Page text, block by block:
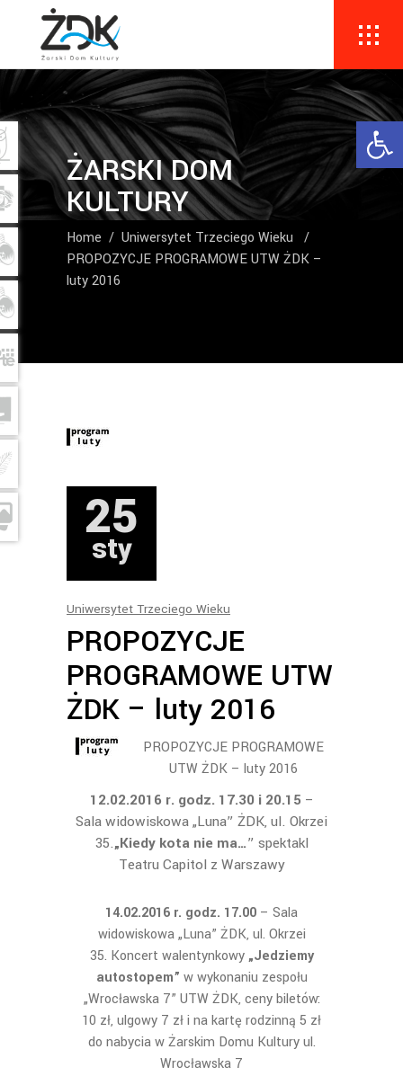
ŻARSKI DOM
KULTURY
Home / Uniwersytet Trzeciego Wieku
/
PROPOZYCJE PROGRAMOWE UTW ŻDK –
luty 2016
25
sty
Uniwersytet Trzeciego Wieku
PROPOZYCJE
PROGRAMOWE UTW
ŻDK – luty 2016
PROPOZYCJE PROGRAMOWE
UTW ŻDK – luty 2016
12.02.2016 r. godz. 17.30 i 20.15 –
Sala widowiskowa „Luna” ŻDK, ul. Okrzei
35.„Kiedy kota nie ma…” spektakl
Teatru Capitol z Warszawy
14.02.2016 r. godz. 17.00 – Sala
widowiskowa „Luna” ŻDK, ul. Okrzei
35. Koncert walentynkowy„Jedziemy
autostopem” w wykonaniu zespołu
„Wrocławska 7” UTW ŻDK, ceny biletów:
10 zł, ulgowy 7 zł i na kartę rodzinną 5 zł
do nabycia w Żarskim Domu Kultury ul.
Wrocławska 7